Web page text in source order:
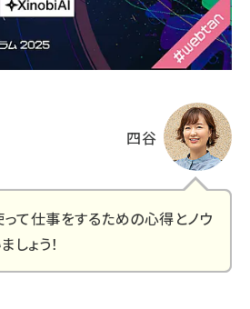
四谷
て仕事をするための心得とノウ
ょう！